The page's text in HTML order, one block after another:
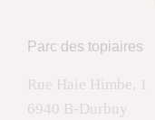
Parc des topiaires
Rue Haie Himbe, 1
6940 B-Durbuy